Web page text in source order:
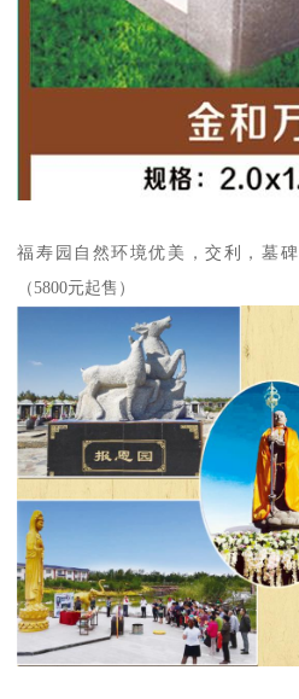
福寿园自然环境优美，交利，墓
（5800元起售）